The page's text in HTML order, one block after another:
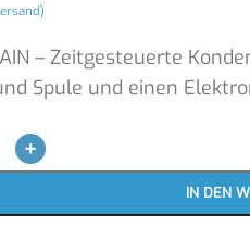
– Zeitgesteuerte
Spule und einen
+
IN DEN